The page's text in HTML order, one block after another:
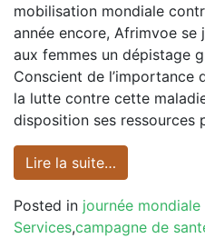
mobilisation mondiale
année encore, Afrimvoe
aux femmes un dépistage
Conscient de l’importance
la lutte contre cette
disposition ses
Lire la suite…
Posted in journée mondiale
Services,campagne de